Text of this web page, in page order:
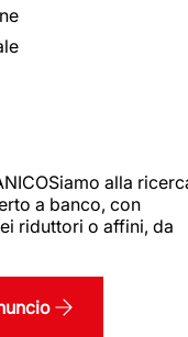
alla
a banco, con
riduttori o affini, da